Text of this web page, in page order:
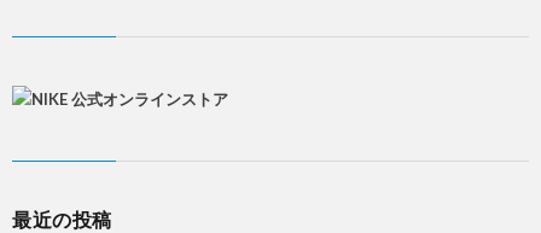
最近の投稿